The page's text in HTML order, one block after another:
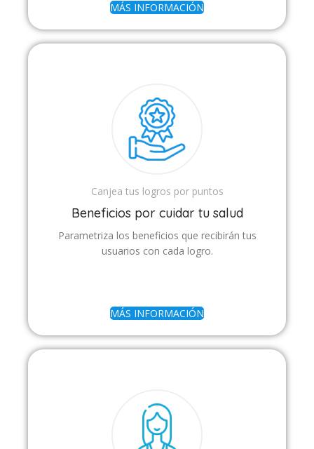
MÁS INFORMACIÓN
Canjea tus logros por puntos
Beneficios por cuidar tu salud
Parametriza los beneficios que recibirán tus
usuarios con cada logro.
MÁS INFORMACIÓN